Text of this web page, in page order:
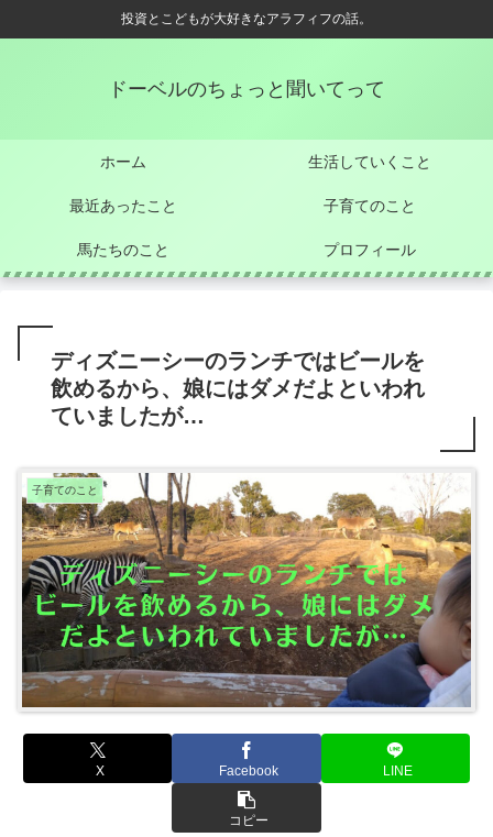
投資とこどもが大好きなアラフィフの話。
ドーベルのちょっと聞いてって
ホーム 生活していくこと
最近あったこと 子育てのこと
馬たちのこと プロフィール
ディズニーシーのランチではビールを
飲めるから、娘にはダメだよといわれ
ていましたが…
子育てのこと
X Facebook LINE
コピー